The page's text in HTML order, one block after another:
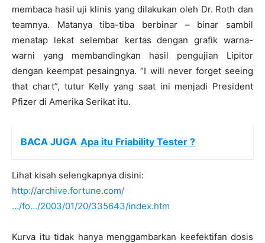
membaca hasil uji klinis yang dilakukan oleh Dr. Roth dan
teamnya. Matanya tiba-tiba berbinar – binar sambil
menatap lekat selembar kertas dengan grafik warna-
warni yang membandingkan hasil pengujian Lipitor
dengan keempat pesaingnya. “I will never forget seeing
that chart”, tutur Kelly yang saat ini menjadi President
Pfizer di Amerika Serikat itu.
BACA JUGA Apa itu Friability Tester ?
Lihat kisah selengkapnya disini:
http://archive.fortune.com/
…/fo…/2003/01/20/335643/index.htm
Kurva itu tidak hanya menggambarkan keefektifan dosis